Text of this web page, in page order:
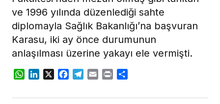
ve 1996 yılında düzenlediği sahte
diplomayla Sağlık Bakanlığı’na başvuran
Karasu, iki ay önce durumunun
anlaşılması üzerine yakayı ele vermişti.
WhatsApp
LinkedIn
X Facebook
Telegram
Email Print